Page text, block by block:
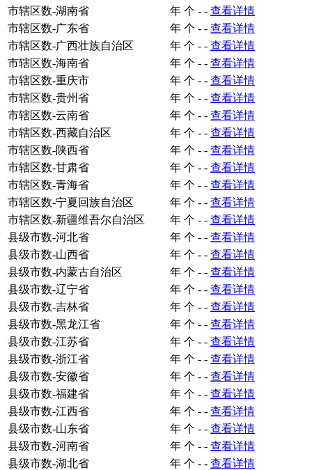
市辖区数-湖南省
年 个 - - 查看详情
市辖区数-广东省
年 个 - - 查看详情
市辖区数-广西壮族自治区
年 个 - - 查看详情
市辖区数-海南省
年 个 - - 查看详情
市辖区数-重庆市
年 个 - - 查看详情
市辖区数-贵州省
年 个 - - 查看详情
市辖区数-云南省
年 个 - - 查看详情
市辖区数-西藏自治区
年 个 - - 查看详情
市辖区数-陕西省
年 个 - - 查看详情
市辖区数-甘肃省
年 个 - - 查看详情
市辖区数-青海省
年 个 - - 查看详情
市辖区数-宁夏回族自治区
年 个 - - 查看详情
市辖区数-新疆维吾尔自治区
年 个 - - 查看详情
县级市数-河北省
年 个 - - 查看详情
县级市数-山西省
年 个 - - 查看详情
县级市数-内蒙古自治区
年 个 - - 查看详情
县级市数-辽宁省
年 个 - - 查看详情
县级市数-吉林省
年 个 - - 查看详情
县级市数-黑龙江省
年 个 - - 查看详情
县级市数-江苏省
年 个 - - 查看详情
县级市数-浙江省
年 个 - - 查看详情
县级市数-安徽省
年 个 - - 查看详情
县级市数-福建省
年 个 - - 查看详情
县级市数-江西省
年 个 - - 查看详情
县级市数-山东省
年 个 - - 查看详情
县级市数-河南省
年 个 - - 查看详情
县级市数-湖北省
年 个 - - 查看详情